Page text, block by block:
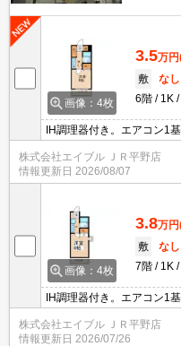
画像：4枚
3.5万円
敷
なし
6階
1K
IH調理器付き。エアコン1
レベーターあり。
株式会社エイブル ＪＲ平野店
情報更新日 2026/08/07
画像：4枚
3.8万円
敷
なし
7階
1K
IH調理器付き。エアコン1
てます。ぜひお問い合わせ
株式会社エイブル ＪＲ平野店
情報更新日 2026/07/26